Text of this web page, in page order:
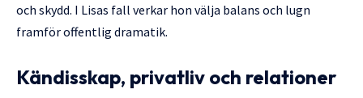
och skydd. I Lisas fall verkar hon välja balans och lugn
framför offentlig dramatik.
Kändisskap, privatliv och relationer